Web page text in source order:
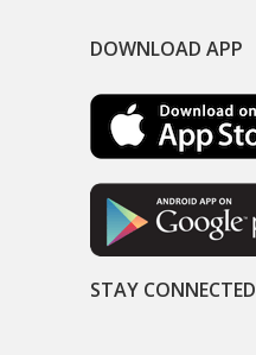
DOWNLOAD APP
STAY CONNECTED